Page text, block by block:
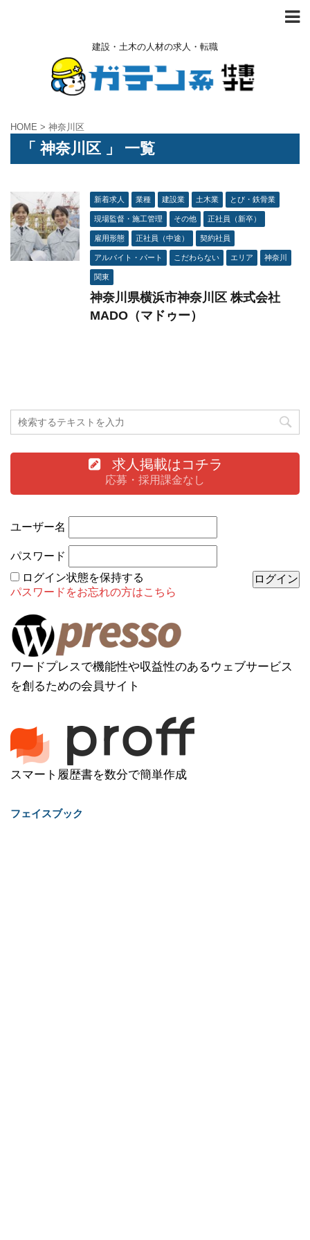
建設・土木の人材の求人・転職
HOME > 神奈川区
「 神奈川区 」 一覧
新着求人 業種 建設業 土木業 とび・鉄骨業
現場監督・施工管理 その他 正社員（新卒）
雇用形態 正社員（中途） 契約社員
アルバイト・パート こだわらない エリア 神奈川
関東
神奈川県横浜市神奈川区 株式会社
MADO（マドゥー）
求人掲載はコチラ
応募・採用課金なし
ユーザー名
パスワード
ログイン状態を保持する
パスワードをお忘れの方はこちら
ワードプレスで機能性や収益性のあるウェブサービス
を創るための会員サイト
スマート履歴書を数分で簡単作成
フェイスブック